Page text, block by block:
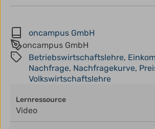
oncampus GmbH
oncampus GmbH
Betriebswirtschaftslehre,
Nachfrage, Nachfragekurve,
Volkswirtschaftslehre
Lernressource
Video